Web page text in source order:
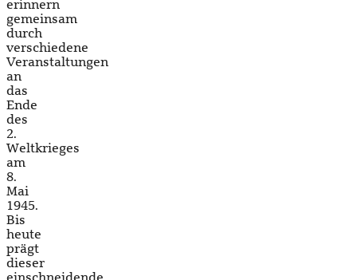
erinnern
gemeinsam
durch
verschiedene
Veranstaltungen
an
das
Ende
des
2.
Weltkrieges
am
8.
Mai
1945.
Bis
heute
prägt
dieser